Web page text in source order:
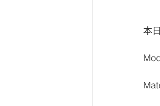
本